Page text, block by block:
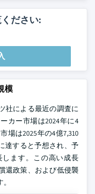
ださい:
模
社による最近の調査に
カー市場は2024年に4
場は2025年の4億7,310
達すると予想され、予
します。この高い成長
還政策、および低侵襲